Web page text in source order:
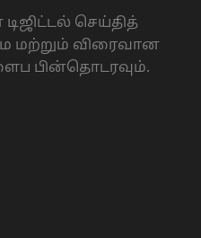
செய்தித்
மற்றும் விரைவான
பின்தொடரவும்.